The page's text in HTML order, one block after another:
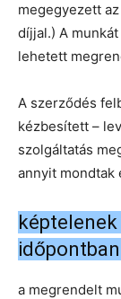
megegyezett
díjjal.) A
lehetett
A szerződés
kézbesített –
szolgáltatás
annyit mondtak
a megrendelt